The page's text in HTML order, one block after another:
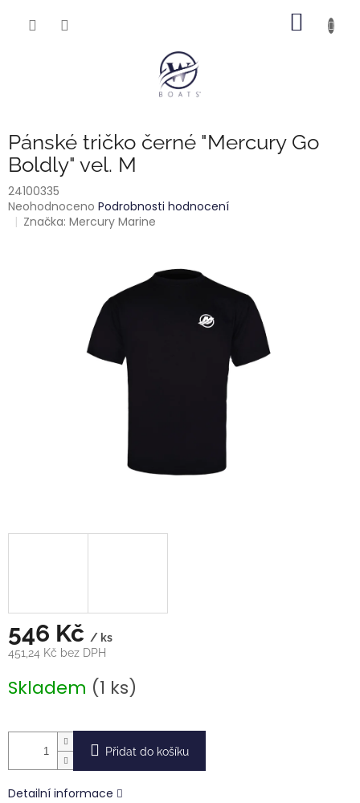
Pánské tričko černé "Mercury Go
Boldly" vel. M
24100335
Průměrné
hodnocení
Neohodnoceno Podrobnosti hodnocení
Značka:Mercury Marine
546 Kč / ks
451,24 Kč bez DPH
cena:
Skladem (1 ks)
Přidat do košíku
Detailní informace